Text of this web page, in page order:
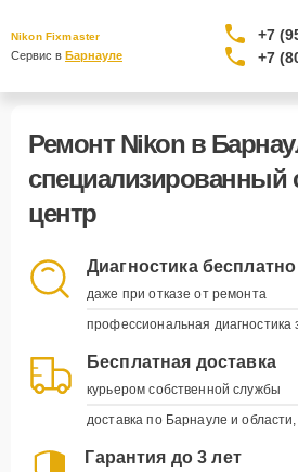
Nikon Fixmaster
Сервис в Барнауле
+7
+7
Ремонт Nikon в
специализированный
центр
Диагностика бесплатно
даже при отказе от ремонта
профессиональная диагностика
Бесплатная доставка
курьером собственной службы
доставка по Барнауле и
Гарантия до 3 лет